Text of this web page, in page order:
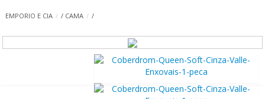
CASA E DECORAÇÃO
AROMAS DE AMBIENTE
EMPORIO E CIA / / CAMA / /